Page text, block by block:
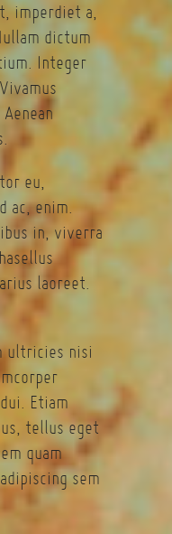
imperdiet a,
dictum
Integer
eu,
ac, enim.
in, viverra
laoreet.
ultricies nisi
Etiam
tellus eget
quam
sem